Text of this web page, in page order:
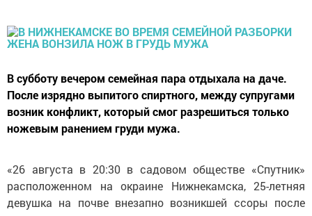
В субботу вечером семейная пара отдыхала на даче.
После изрядно выпитого спиртного, между супругами
возник конфликт, который смог разрешиться только
ножевым ранением груди мужа.
«26 августа в 20:30 в садовом обществе «Спутник»
расположенном на окраине Нижнекамска, 25-летняя
девушка на почве внезапно возникшей ссоры после